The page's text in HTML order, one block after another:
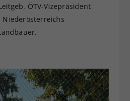
ÖTV-Vizepräsident
Niederösterreichs